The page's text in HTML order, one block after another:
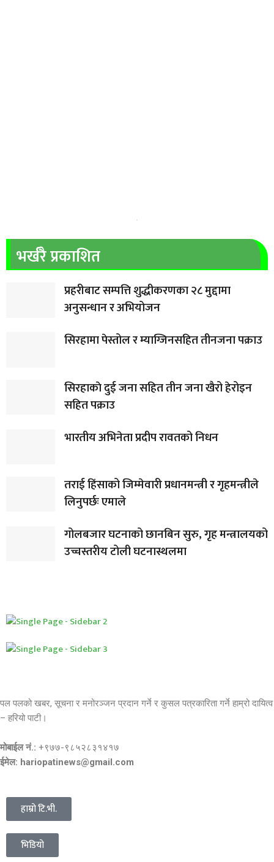
भर्खरै प्रकाशित
प्रहरीबाट सम्पत्ति शुद्धीकरणका २८ मुद्दामा
अनुसन्धान र अभियोजन
सिरहामा पेस्तोल र म्याग्जिनसहित तीनजना पक्राउ
सिरहाकाे दुई जना सहित तीन जना खैरो हेरोइन
सहित पक्राउ
भारतीय अभिनेता प्रदीप रावतको निधन
तराई हिंसाको जिम्मेवारी प्रधानमन्त्री र गृहमन्त्रीले
लिनुपर्छः एमाले
गोलबजार घटनाको छानबिन सुरु, गृह मन्त्रालयको
उच्चस्तरीय टोली घटनास्थलमा
पल पलको खबर, सूचना र मनोरञ्जन प्रदान गर्ने र कुसल पत्रकारिता गर्ने हाम्रो दायित्व
– हरियो पाटी।
मोबाईल नं.: +९७७-९८५२८३१४१७
ईमेल: hariopatinews@gmail.com
हाम्रो टि.भी.
भिडियो